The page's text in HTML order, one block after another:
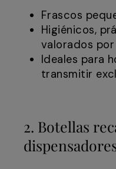
Frascos
Higiénicos,
valorados por
Ideales para
transmitir
2. Botellas